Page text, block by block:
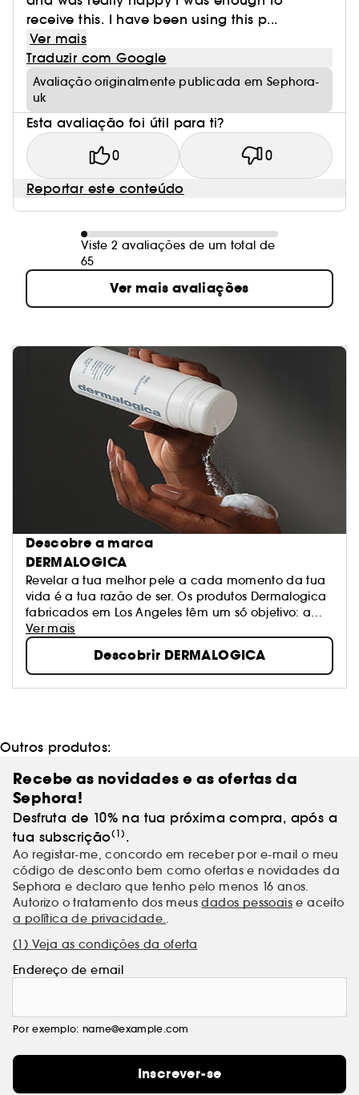
receive this. I have been using this p...
Ver mais
Traduzir com Google
Avaliação originalmente publicada em Sephora-
uk
Esta avaliação foi útil para ti?
0 0
Reportar este conteúdo
Viste 2 avaliações de um total de
65
Ver mais avaliações
Descobre a marca
DERMALOGICA
Revelar a tua melhor pele a cada momento da tua
vida é a tua razão de ser. Os produtos Dermalogica
fabricados em Los Angeles têm um só objetivo: a
saúde da tua pele, sem rituais fúteis, sem curas
milagrosas, sem falsas promessas. Por isso, criaram
produtos que combinam o melhor da natureza e da
tecnologia. Esta é a razão pela qual a Dermalogica
é a escolha número 1 dos institutos de beleza em
Ver mais
Descobrir DERMALOGICA
Outros produtos:
Recebe as novidades e as ofertas da
Sephora!
Desfruta de 10% na tua próxima compra, após a
tua subscrição(1) .
Ao registar-me, concordo em receber por e-mail o meu
código de desconto bem como ofertas e novidades da
Sephora e declaro que tenho pelo menos 16 anos.
Autorizo o tratamento dos meusdados pessoais e aceito
a política de privacidade..
(1) Veja as condições da oferta
Endereço de email
Por exemplo: name@example.com
Inscrever-se